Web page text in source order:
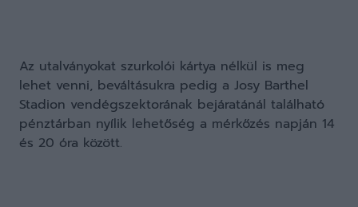
Az utalványokat szurkolói kártya nélkül is meg
lehet venni, beváltásukra pedig a Josy Barthel
Stadion vendégszektorának bejáratánál található
pénztárban nyílik lehetőség a mérkőzés napján 14
és 20 óra között.